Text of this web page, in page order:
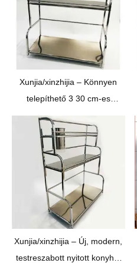
szárító állvány
Xunjia/xinzhijia – Könnyen
telepíthető 3 30 cm-es
rétegek 201 Rozsdamentes
acél konyhai függőleges
fűszer pálcika tároló állvány
Xunjia/xinzhijia – Új, modern,
testreszabott nyitott konyhai